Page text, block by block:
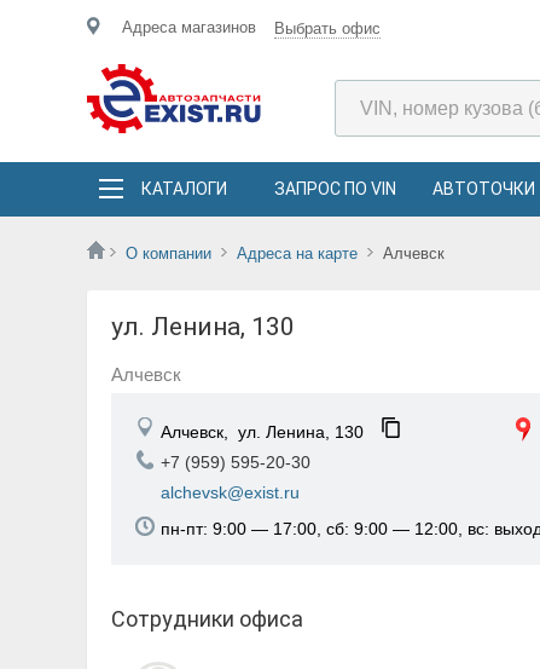
Адреса магазинов Выбрать офис
КАТАЛОГИ ЗАПРОС ПО VIN АВТОТОЧКИ
О компании Адреса на карте Алчевск
ул. Ленина, 130
Алчевск
Алчевск, ул. Ленина, 130
+7 (959) 595-20-30
alchevsk@exist.ru
пн-пт: 9:00 — 17:00, сб: 9:00 — 12:00, вс:
Сотрудники офиса